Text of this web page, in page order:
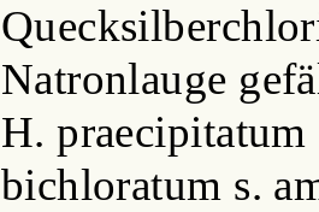
Natronlauge
H.
bichloratum s.